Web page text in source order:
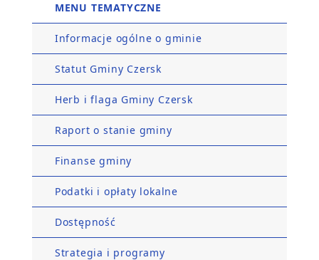
MENU TEMATYCZNE
Informacje ogólne o gminie
Statut Gminy Czersk
Herb i flaga Gminy Czersk
Raport o stanie gminy
Finanse gminy
Podatki i opłaty lokalne
Dostępność
Strategia i programy